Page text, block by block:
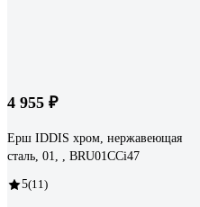
4 955 ₽
Ерш IDDIS хром, нержавеющая
сталь, 01, , BRU01CCi47
5(11)